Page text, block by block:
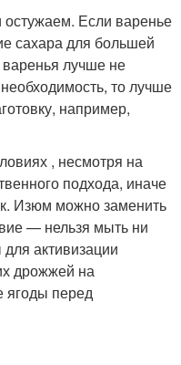
остужаем. Если варенье
сахара для большей
лучше не
то лучше
например,
, несмотря на
подхода, иначе
Изюм можно заменить
— нельзя мыть ни
активизации
дрожжей на
ягоды перед